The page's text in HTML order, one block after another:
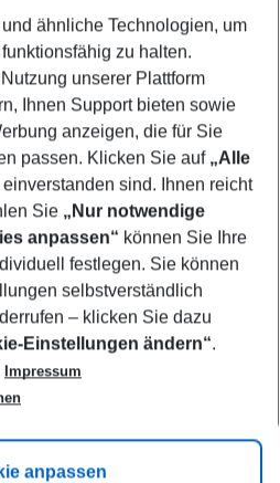
Kinder
anzeigen
ähnliche Technologien, um
zu halten.
unserer Plattform
Ihnen Support bieten sowie
anzeigen, die für Sie
passen. Klicken Sie auf „Alle
sind. Ihnen reicht
Sie „Nur notwendige
anpassen“ können Sie Ihre
festlegen. Sie können
selbstverständlich
– klicken Sie dazu
Einstellungen ändern“.
Impressum
anpassen